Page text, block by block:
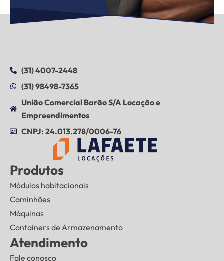
(31) 4007-2448
(31) 98498-7365
União Comercial Barão S/A Locação e
Empreendimentos
CNPJ: 24.013.278/0006-76
Produtos
Módulos habitacionais
Caminhões
Máquinas
Containers de Armazenamento
Atendimento
Fale conosco